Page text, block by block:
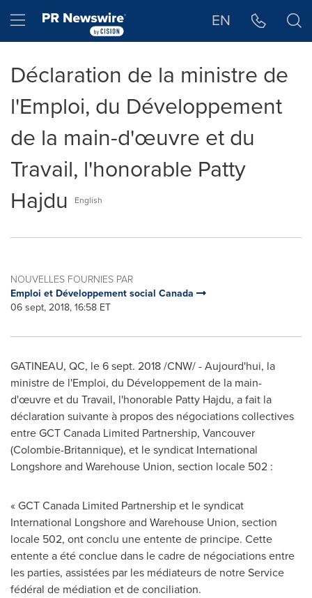
Hamburger menu EN
Déclaration de la ministre de
l'Emploi, du Développement
de la main-d'œuvre et du
Travail, l'honorable Patty
Hajdu
English
NOUVELLES FOURNIES PAR
Emploi et Développement social Canada
06 sept, 2018, 16:58 ET
GATINEAU, QC, le 6 sept. 2018 /CNW/ - Aujourd'hui, la
ministre de l'Emploi, du Développement de la main-
d'œuvre et du Travail, l'honorable Patty Hajdu, a fait la
déclaration suivante à propos des négociations collectives
entre GCT Canada Limited Partnership, Vancouver
(Colombie-Britannique), et le syndicat International
Longshore and Warehouse Union, section locale 502 :
« GCT Canada Limited Partnership et le syndicat
International Longshore and Warehouse Union, section
locale 502, ont conclu une entente de principe. Cette
entente a été conclue dans le cadre de négociations entre
les parties, assistées par les médiateurs de notre Service
fédéral de médiation et de conciliation.